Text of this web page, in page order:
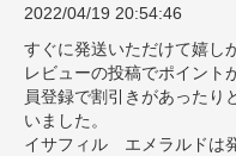
2022/04/19 20:54:46
すぐに発送いただけて嬉し
レビューの投稿でポイント
員登録で割引きがあったり
いました。
イサフィル エメラルドは